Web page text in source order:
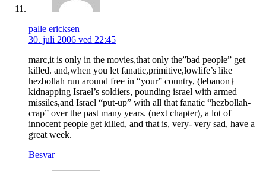
palle ericksen
30. juli 2006 ved 22:45
marc,it is only in the movies,that only the”bad people” get
killed. and,when you let fanatic,primitive,lowlife’s like
hezbollah run around free in “your” country, (lebanon}
kidnapping Israel’s soldiers, pounding israel with armed
missiles,and Israel “put-up” with all that fanatic “hezbollah-
crap” over the past many years. (next chapter), a lot of
innocent people get killed, and that is, very- very sad, have a
great week.
Besvar